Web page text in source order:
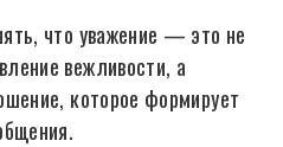
что уважение — это не
вежливости, а
которое формирует